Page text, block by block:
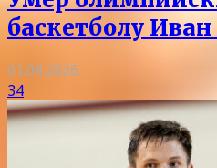
баскетболу
01.08.2026
34